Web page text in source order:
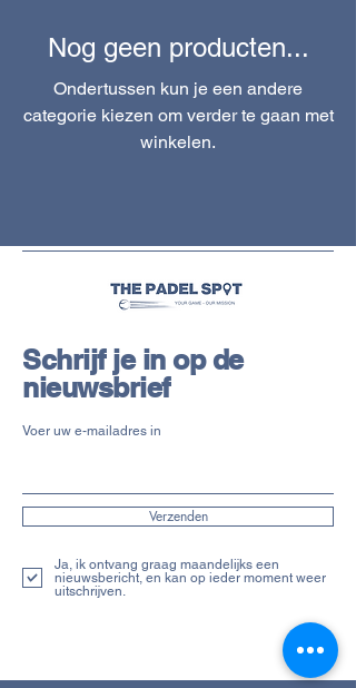
Nog geen producten...
Ondertussen kun je een andere
categorie kiezen om verder te gaan met
winkelen.
Schrijf je in op de
nieuwsbrief
Voer uw e-mailadres in
Verzenden
Ja, ik ontvang graag maandelijks een
nieuwsbericht, en kan op ieder moment weer
uitschrijven.